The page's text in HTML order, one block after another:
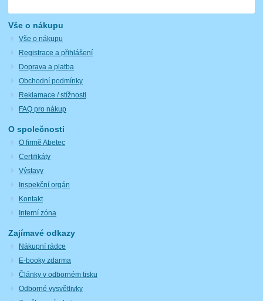
Vše o nákupu
Vše o nákupu
Registrace a přihlášení
Doprava a platba
Obchodní podmínky
Reklamace / stížnosti
FAQ pro nákup
O společnosti
O firmě Abetec
Certifikáty
Výstavy
Inspekční orgán
Kontakt
Interní zóna
Zajímavé odkazy
Nákupní rádce
E-booky zdarma
Články v odborném tisku
Odborné vysvětlivky